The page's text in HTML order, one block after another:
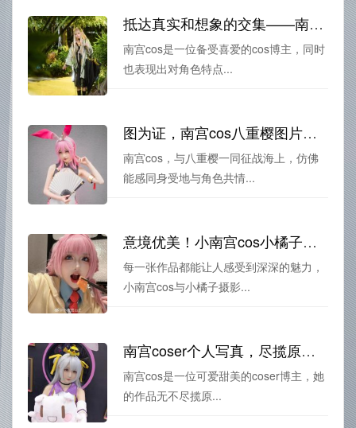
抵达真实和想象的交集——南宫cos小橘子新作的美图展示
南宫cos是一位备受喜爱的cos博主，同时
也表现出对角色特点...
图为证，南宫cos八重樱图片始祖
南宫cos，与八重樱一同征战海上，仿佛
能感同身受地与角色共情...
意境优美！小南宫cos小橘子摄影作品惊艳来袭
每一张作品都能让人感受到深深的魅力，
小南宫cos与小橘子摄影...
南宫coser个人写真，尽揽原图共赏佳作
南宫cos是一位可爱甜美的coser博主，她
的作品无不尽揽原...